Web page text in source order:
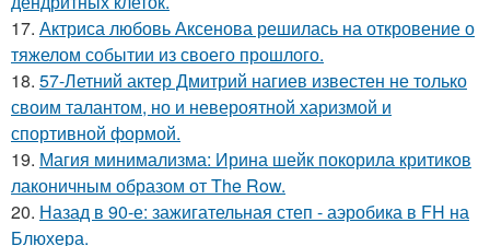
17. Актриса любовь Аксенова решилась на откровение о
тяжелом событии из своего прошлого.
18. 57-Летний актер Дмитрий нагиев известен не только
своим талантом, но и невероятной харизмой и
спортивной формой.
19. Магия минимализма: Ирина шейк покорила критиков
лаконичным образом от The Row.
20. Назад в 90-е: зажигательная степ - аэробика в FH на
Блюхера.